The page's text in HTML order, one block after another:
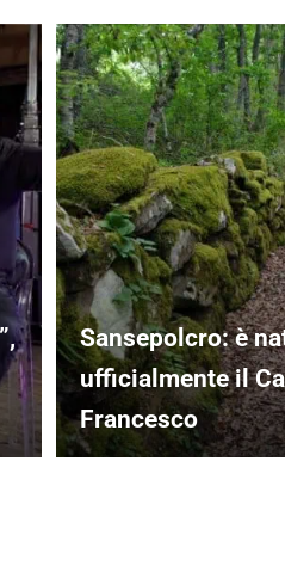
Sansepolcro: è
ufficialmente il
Francesco